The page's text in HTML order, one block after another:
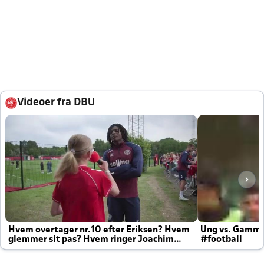
Videoer fra DBU
Hvem overtager nr.10 efter Eriksen? Hvem
glemmer sit pas? Hvem ringer Joachim
altid til efter kampe?
Ung vs.
#football